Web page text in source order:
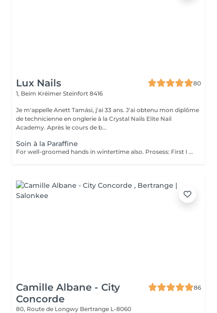
Lux Nails
80
1, Beim Kréimer Steinfort 8416
Je m'appelle Anett Tamási, j'ai 33 ans. J'ai obtenu mon diplôme
de technicienne en onglerie à la Crystal Nails Elite Nail
Academy. Après le cours de b...
Soin à la Paraffine
For well-groomed hands in wintertime also. Prosess: First I use coconut sugar scrub and remove the dead skin cells. This helps the materials get deeper. I massage the skin with a nourishing, vitamin cream, which has a blood circulation-enhancing effect and contains a lot of useful ingredients. I dip your hands in warm paraffin twice, put on a nylon and then a comfortable terry gloves and you can relax for 10-15 minutes. When the time expired, I remove the paraffin and you can enjoy beautiful, fresh, elastic skin that will be more resistant to the harmful effects of the environment. The service can be make after a manicure or gel polish, or separately. Give it a try, you won't regret it!
Camille Albane - City
Concorde
86
80, Route de Longwy Bertrange L-8060